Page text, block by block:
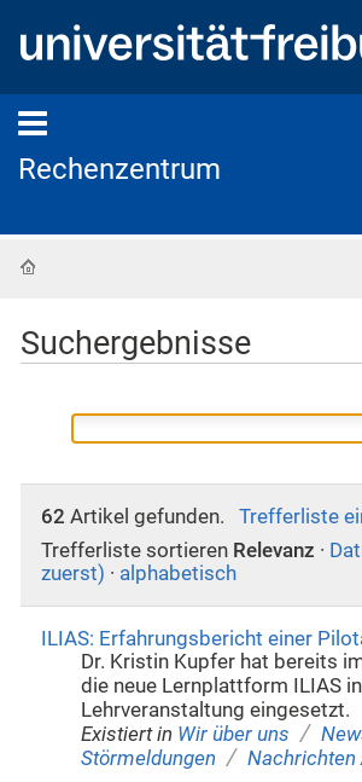
Rechenzentrum
Suchergebnisse
62 Artikel gefunden.
Trefferliste
Trefferliste sortieren Relevanz ·
zuerst) · alphabetisch
ILIAS: Erfahrungsbericht einer
Dr. Kristin Kupfer hat bereits
die neue Lernplattform ILIAS
Lehrveranstaltung eingesetzt.
Existiert in Wir über uns /
Störmeldungen / Nachrichten